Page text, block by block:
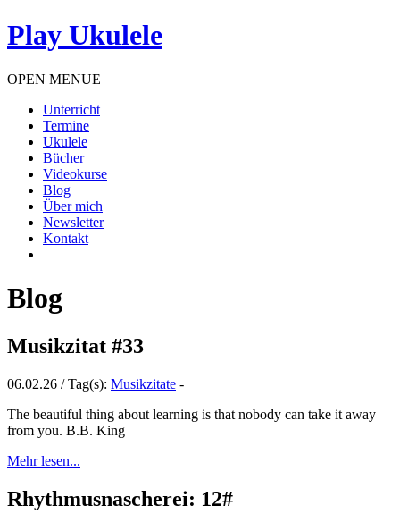
Play Ukulele
OPEN MENUE
Unterricht
Termine
Ukulele
Bücher
Videokurse
Blog
Über mich
Newsletter
Kontakt
Blog
Musikzitat #33
06.02.26 / Tag(s): Musikzitate -
The beautiful thing about learning is that nobody can take it away
from you. B.B. King
Mehr lesen...
Rhythmusnascherei: 12#